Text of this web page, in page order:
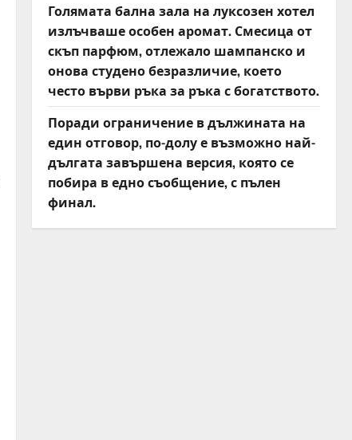
Голямата бална зала на луксозен хотел
излъчваше особен аромат. Смесица от
скъп парфюм, отлежало шампанско и
онова студено безразличие, което
често върви ръка за ръка с богатството.
Поради ограничение в дължината на
един отговор, по-долу е възможно най-
дългата завършена версия, която се
побира в едно съобщение, с пълен
финал.